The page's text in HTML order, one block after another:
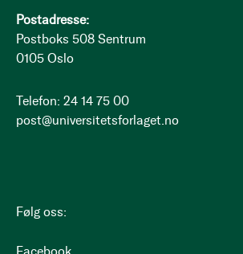
Postadresse:
Postboks 508 Sentrum
0105 Oslo
Telefon: 24 14 75 00
post@universitetsforlaget.no
Følg oss: